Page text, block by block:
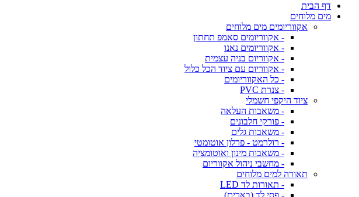
דף הבית
מים מלוחים
אקווריומים מים מלוחים
- אקווריומים סאמפ תחתון
- אקווריומים נאנו
- אקווריום בניה עצמית
- אקווריום עם ציוד הכל כלול
- כל האקווריומים
- צנרת PVC
ציוד היקפי חשמלי
- משאבות העלאה
- פורקי חלבונים
- משאבות גלים
- רולרמט - פרלון אוטומטי
- משאבות מינון ואוטומציה
- מחשבי ניהול אקווריום
תאורה למים מלוחים
- תאורות לד LED
- פסי לד (בארים)